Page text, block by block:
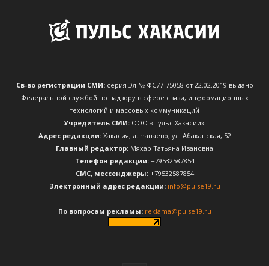
Св-во регистрации СМИ:серия Эл № ФС77-75058 от 22.02.2019 выдано
Федеральной службой по надзору в сфере связи, информационных
технологий и массовых коммуникаций
Учредитель СМИ: ООО «Пульс Хакасии»
Адрес редакции:Хакасия, д. Чапаево, ул. Абаканская, 52
Главный редактор: Мяхар Татьяна Ивановна
Телефон редакции:+79532587854
CМС, мессенджеры:+79532587854
Электронный адрес редакции: info@pulse19.ru
По вопросам рекламы: reklama@pulse19.ru